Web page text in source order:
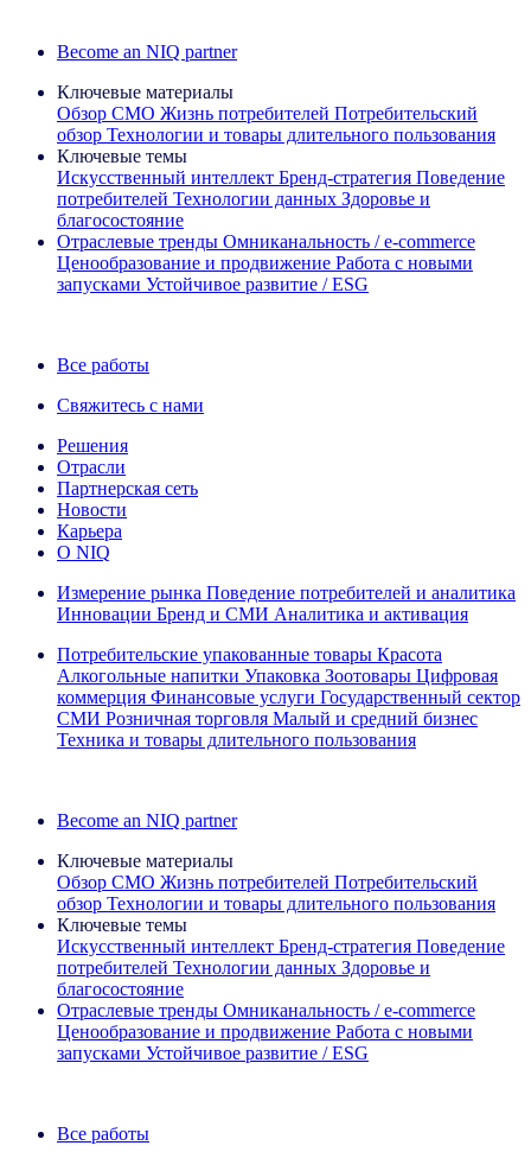
Become an NIQ partner
Ключевые материалы
Обзор CMO Жизнь потребителей Потребительский
обзор Технологии и товары длительного пользования
Ключевые темы
Искусственный интеллект Бренд‑стратегия Поведение
потребителей Технологии данных Здоровье и
благосостояние
Отраслевые тренды Омниканальность / e‑commerce
Ценообразование и продвижение Работа с новыми
запусками Устойчивое развитие / ESG
Все работы
Свяжитесь с нами
Решения
Отрасли
Партнерская сеть
Новости
Карьера
О NIQ
Измерение рынка Поведение потребителей и аналитика
Инновации Бренд и СМИ Аналитика и активация
Потребительские упакованные товары Красота
Алкогольные напитки Упаковка Зоотовары Цифровая
коммерция Финансовые услуги Государственный сектор
СМИ Розничная торговля Малый и средний бизнес
Техника и товары длительного пользования
Become an NIQ partner
Ключевые материалы
Обзор CMO Жизнь потребителей Потребительский
обзор Технологии и товары длительного пользования
Ключевые темы
Искусственный интеллект Бренд‑стратегия Поведение
потребителей Технологии данных Здоровье и
благосостояние
Отраслевые тренды Омниканальность / e‑commerce
Ценообразование и продвижение Работа с новыми
запусками Устойчивое развитие / ESG
Все работы